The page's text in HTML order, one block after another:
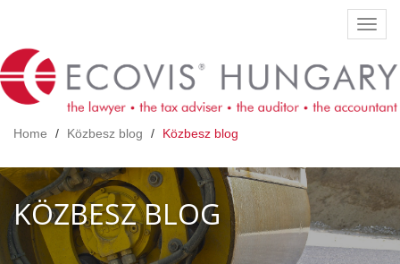
content
Home Közbesz blog Közbesz blog
KÖZBESZ BLOG